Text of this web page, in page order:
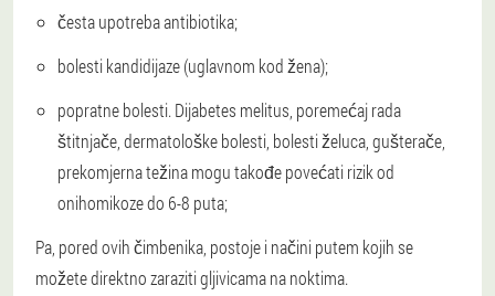
česta upotreba antibiotika;
bolesti kandidijaze (uglavnom kod žena);
popratne bolesti. Dijabetes melitus, poremećaj rada
štitnjače, dermatološke bolesti, bolesti želuca, gušterače,
prekomjerna težina mogu takođe povećati rizik od
onihomikoze do 6-8 puta;
Pa, pored ovih čimbenika, postoje i načini putem kojih se
možete direktno zaraziti gljivicama na noktima.